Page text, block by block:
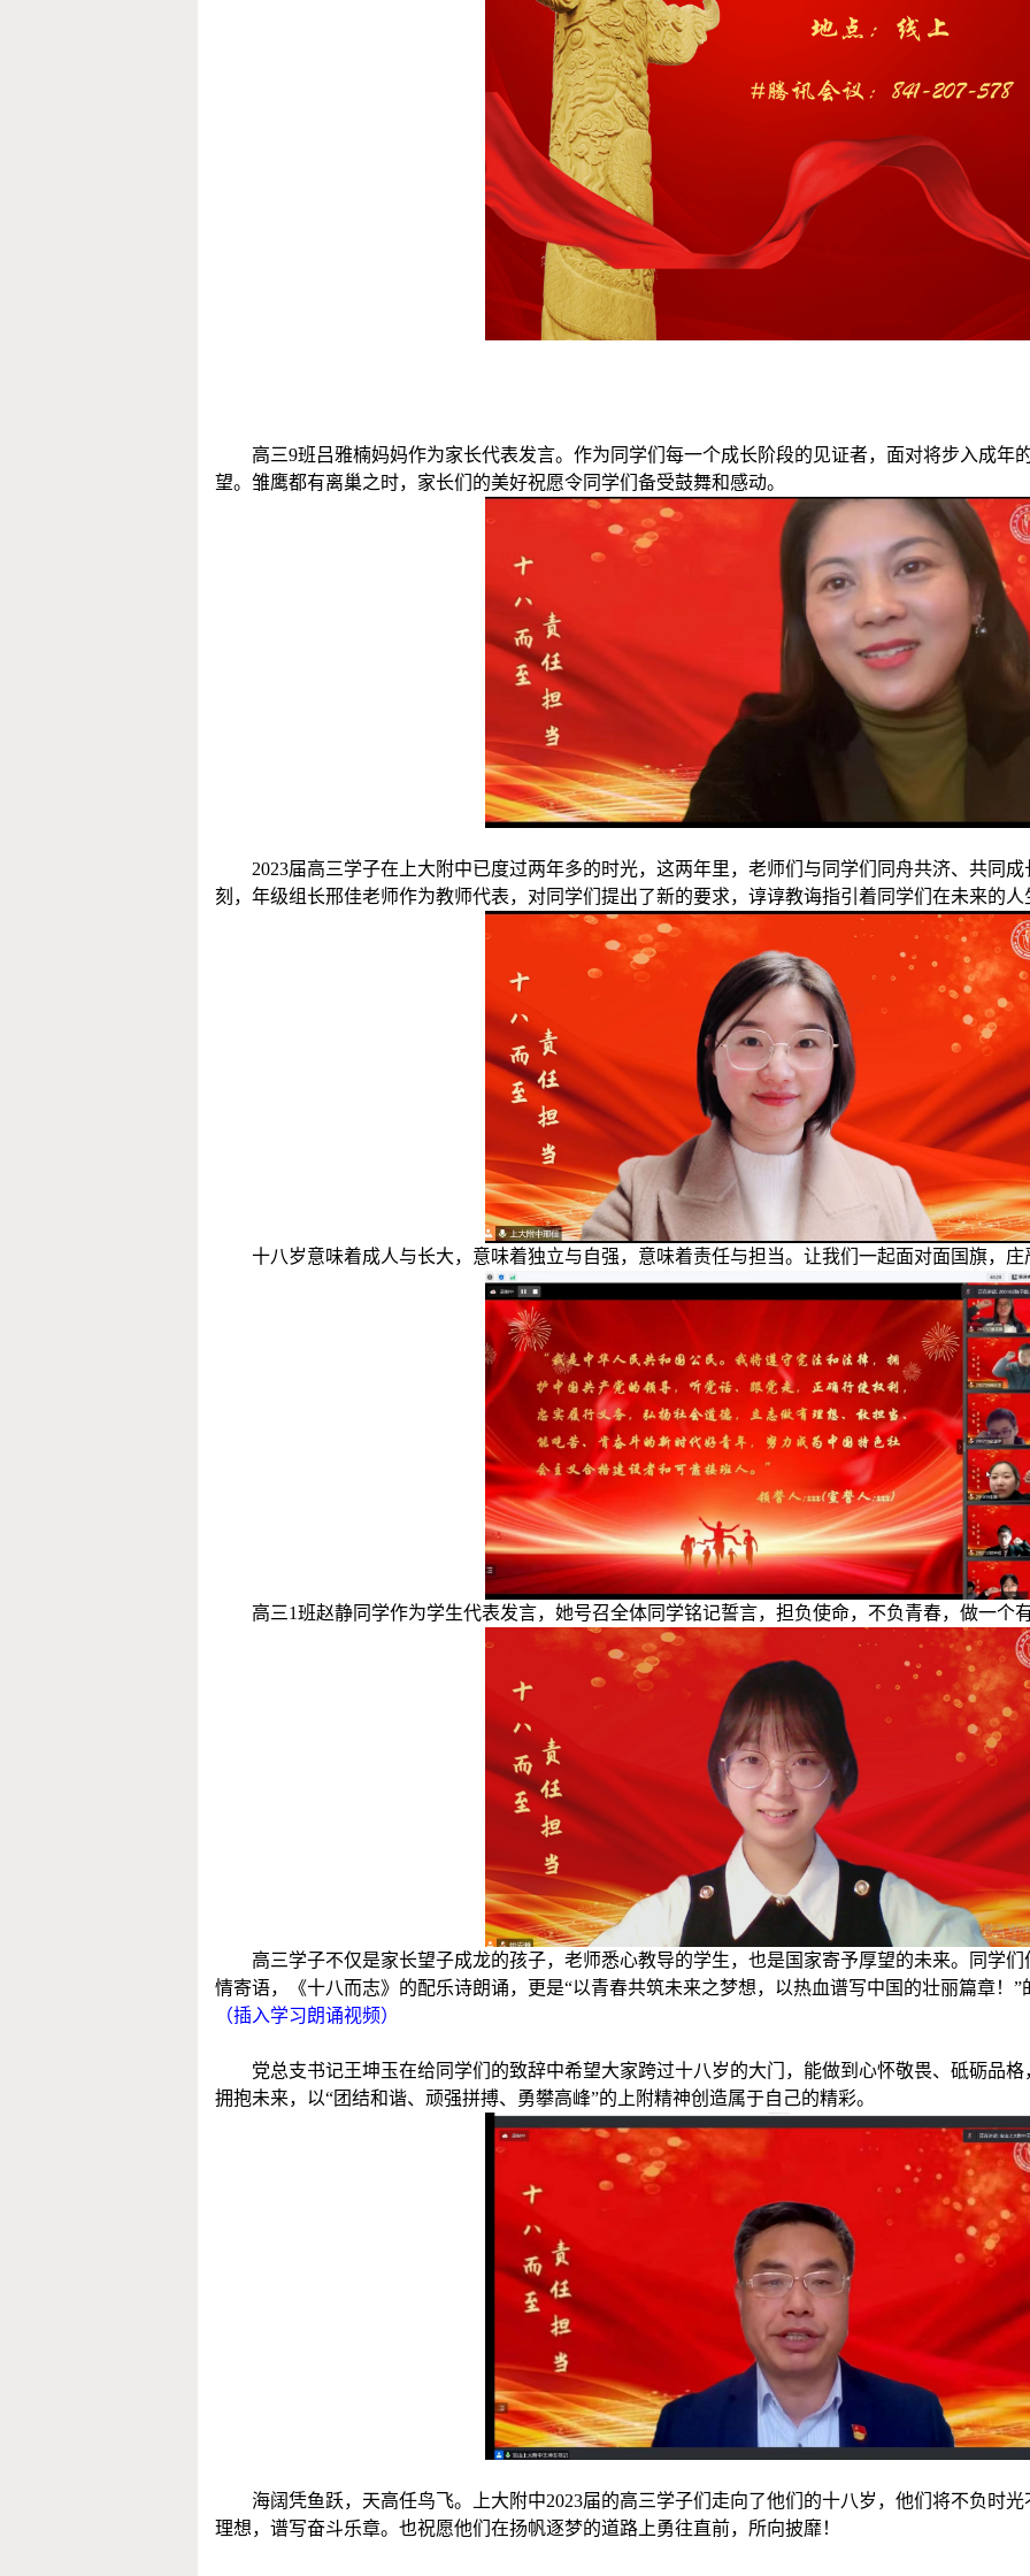
高三9班吕雅楠妈妈作为家长代表发言。作为同学们每一个成长阶段的见证者，面对将步入成年
望。雏鹰都有离巢之时，家长们的美好祝愿令同学们备受鼓舞和感动。
2023届高三学子在上大附中已度过两年多的时光，这两年里，老师们与同学们同舟共济、共同
刻，年级组长邢佳老师作为教师代表，对同学们提出了新的要求，谆谆教诲指引着同学们在未来的人
十八岁意味着成人与长大，意味着独立与自强，意味着责任与担当。让我们一起面对面国旗，庄
高三1班赵静同学作为学生代表发言，她号召全体同学铭记誓言，担负使命， 不负青春，做一个
高三学子不仅是家长望子成龙的孩子，老师悉心教导的学生，也是国家寄予厚望的未来。同学
情寄语，《十八而志》的配乐诗朗诵，更是“以青春共筑未来之梦想， 以热血谱写中国 的壮丽篇章！ ”
（插入学习朗诵视频）
党总支书记王坤玉在给同学们的致辞中希望大家跨过十八岁的大门，能做到 心怀敬畏、 砥砺品格
拥抱未来，以“团结和谐、顽强拼搏、勇攀高峰”的上附精神创造属于自己的精彩。
海阔凭鱼跃，天高任鸟飞。上大附中2023届的高三学子们走向了他们的十八岁，他们将不负时
理想，谱写奋斗乐章。也祝愿他们在扬帆逐梦的道路上勇往直前，所向披靡！